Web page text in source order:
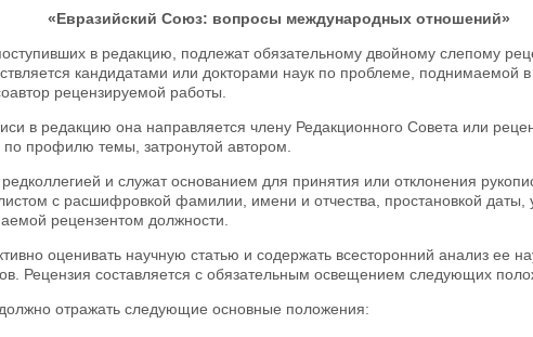
«Евразийский Союз: вопросы международных отношений»
в редакцию, подлежат обязательному двойному слепому
кандидатами или докторами наук по проблеме, поднимаемой в
рецензируемой работы.
в редакцию она направляется члену Редакционного Совета или
профилю темы, затронутой автором.
и служат основанием для принятия или отклонения
с расшифровкой фамилии, имени и отчества, простановкой даты,
рецензентом должности.
оценивать научную статью и содержать всесторонний анализ ее
Рецензия составляется с обязательным освещением следующих
отражать следующие основные положения: